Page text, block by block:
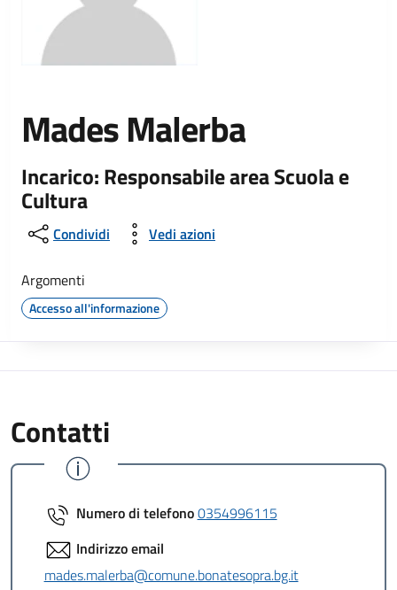
Mades Malerba
Incarico: Responsabile area Scuola e
Cultura
Condividi Vedi azioni
Argomenti
Accesso all'informazione
Contatti
Numero di telefono0354996115
Indirizzo email
mades.malerba@comune.bonatesopra.bg.it